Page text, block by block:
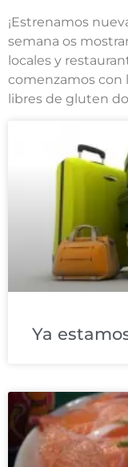
¡Estrenamos
semana os
locales y
comenzamos con
libres de gluten
Ya